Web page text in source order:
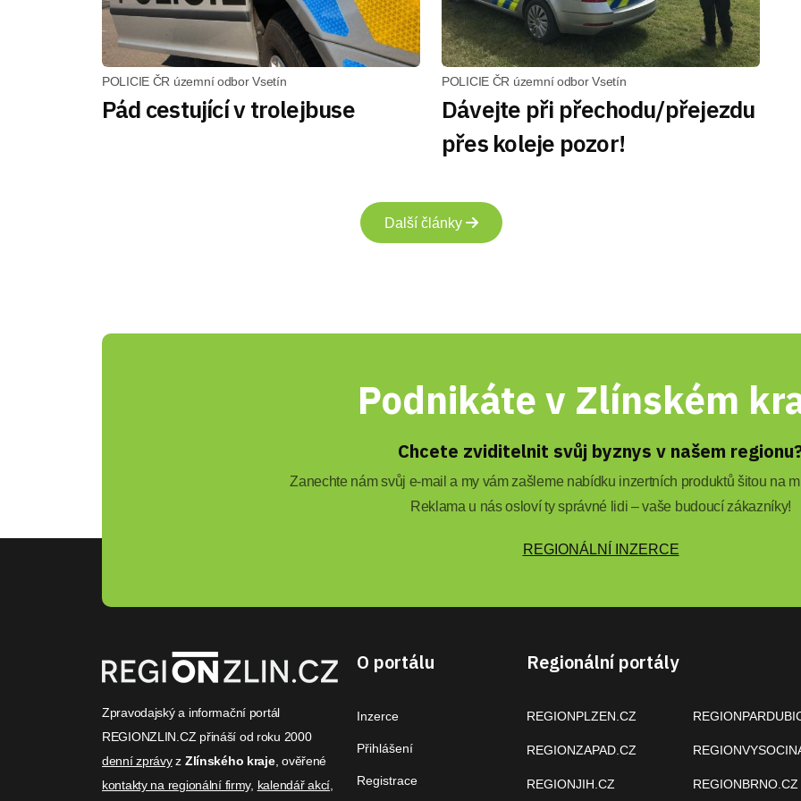
POLICIE ČR územní odbor Vsetín
Pád cestující v trolejbuse
POLICIE ČR územní odbor Vsetín
Dávejte při přechodu/přejezdu
přes koleje pozor!
Další články
Podnikáte v Zlínském
Chcete zviditelnit svůj byznys v našem
Zanechte nám svůj e-mail a my vám zašleme nabídku inzertních produktů šitou na
Reklama u nás osloví ty správné lidi – vaše budoucí zákazníky!
REGIONÁLNÍ INZERCE
Zpravodajský a informační portál
REGIONZLIN.CZ přináší od roku 2000
denní zprávyz Zlínského kraje, ověřené
kontakty na regionální firmy, kalendář akcí,
O portálu
Inzerce
Přihlášení
Registrace
Regionální portály
REGIONPLZEN.CZ
REGIONZAPAD.CZ
REGIONJIH.CZ REGIONBRNO.CZ